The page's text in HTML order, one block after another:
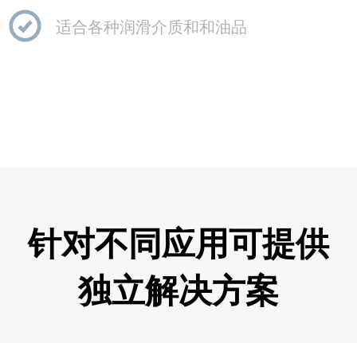
适合各种润滑介质和和油品
针对不同应用可提供
独立解决方案